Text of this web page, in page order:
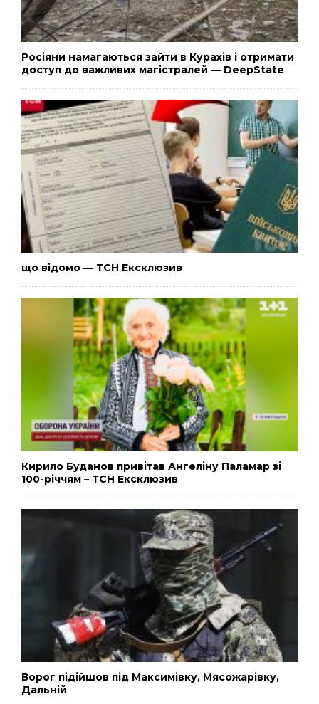
Росіяни намагаються зайти в Курахів і отримати
доступ до важливих магістралей — DeepState
що відомо — ТСН Ексклюзив
Кирило Буданов привітав Ангеліну Паламар зі
100-річчям – ТСН Ексклюзив
Ворог підійшов під Максимівку, Мясожарівку,
Дальній